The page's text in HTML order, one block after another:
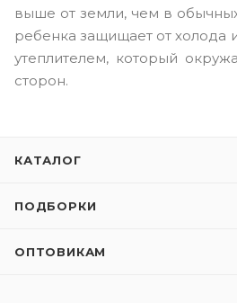
выше от земли, чем в
ребенка защищает от холода
утеплителем, который
сторон.
КАТАЛОГ
ПОДБОРКИ
ОПТОВИКАМ